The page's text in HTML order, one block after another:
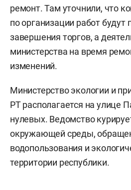
ремонт. Там уточнили, что
по организации работ будут
завершения торгов, а
министерства на время
изменений.
Министерство экологии и
РТ располагается на улице
нулевых. Ведомство
окружающей среды,
водопользования и
территории республики.